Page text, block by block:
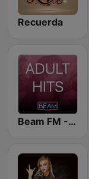
Recuerda
Beam FM - Adult Hits